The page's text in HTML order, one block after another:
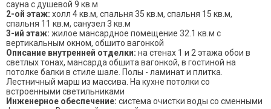
сауна с душевой 9 кв.м
2-ой этаж: холл 4 кв.м, спальня 35 кв.м, спальня 15 кв.м,
спальня 11 кв.м, санузел 3 кв.м
3-ий этаж: жилое мансардное помещение 32.1 кв.м с
вертикальным окном, обшито вагонкой
Описание внутренней отделки: на стенах 1 и 2 этажа обои в
светлых тонах, мансарда обшита вагонкой, в гостиной на
потолке балки в стиле шале. Полы - ламинат и плитка.
Лестничный марш из массива. На кухне потолки со
встроенными светильниками
Инженерное обеспечение: система очистки воды со сменными